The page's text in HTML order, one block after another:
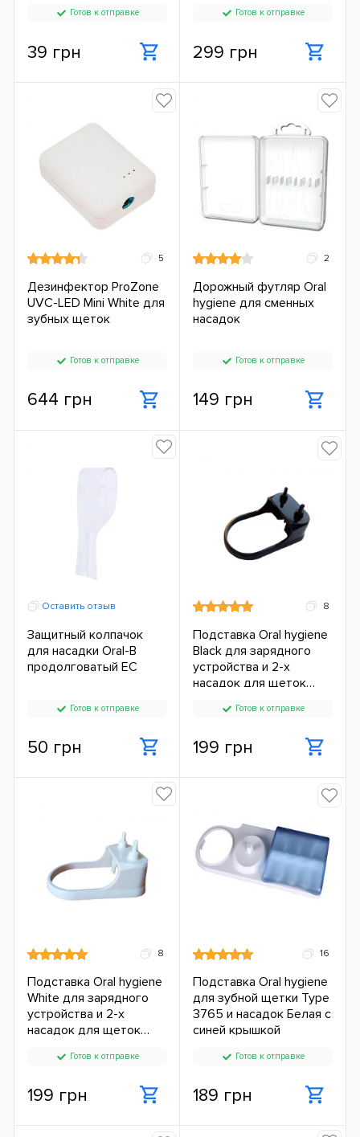
Готов к отправке
39 грн
Готов к отправке
299 грн
5
Дезинфектор ProZone
UVC-LED Mini White для
зубных щеток
Готов к отправке
644 грн
2
Дорожный футляр Oral
hygiene для сменных
насадок
Готов к отправке
149 грн
Оставить отзыв
Защитный колпачок
для насадки Oral-B
продолговатый ЕС
Готов к отправке
50 грн
8
Подставка Oral hygiene
Black для зарядного
устройства и 2-х
насадок для щеток
Готов к отправке
199 грн
8
Подставка Oral hygiene
White для зарядного
устройства и 2-х
насадок для щеток
Готов к отправке
199 грн
16
Подставка Oral hygiene
для зубной щетки Type
3765 и насадок Белая с
синей крышкой
Готов к отправке
189 грн